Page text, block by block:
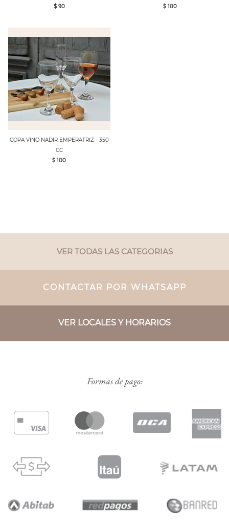
$ 90
$ 100
COPA VINO NADIR EMPERATRIZ - 350
CC
$ 100
VER TODAS LAS CATEGORIAS
CONTACTAR POR WHATSAPP
VER LOCALES Y HORARIOS
Formas de pago: